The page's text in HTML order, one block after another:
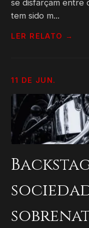
se disfarçam entre
tem sido m...
LER RELATO →
11 DE JUN.